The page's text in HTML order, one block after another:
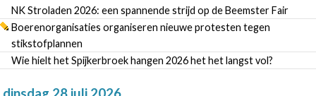
NK Stroladen 2026: een spannende strijd op de Beemster Fair
Boerenorganisaties organiseren nieuwe protesten tegen
stikstofplannen
Wie hielt het Spijkerbroek hangen 2026 het het langst vol?